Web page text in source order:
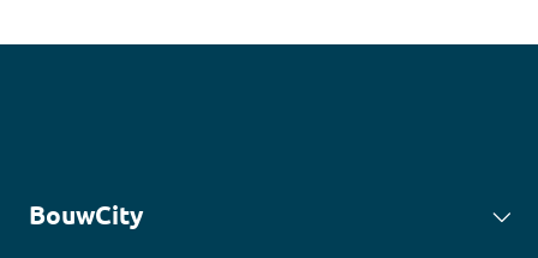
BouwCity